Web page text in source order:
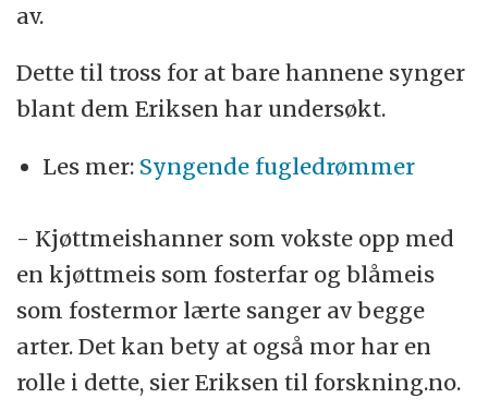
av.
Dette til tross for at bare hannene synger
blant dem Eriksen har undersøkt.
Les mer: Syngende fugledrømmer
- Kjøttmeishanner som vokste opp med
en kjøttmeis som fosterfar og blåmeis
som fostermor lærte sanger av begge
arter. Det kan bety at også mor har en
rolle i dette, sier Eriksen til forskning.no.